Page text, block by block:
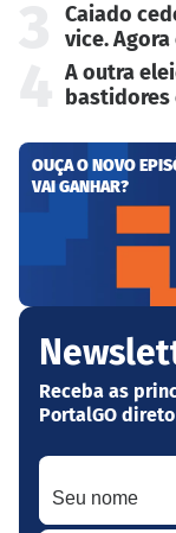
Caiado
vice.
A outra
bastidores
OUÇA O NOVO
VAI GANHAR?
Receba as
PortalGO
Seu nome